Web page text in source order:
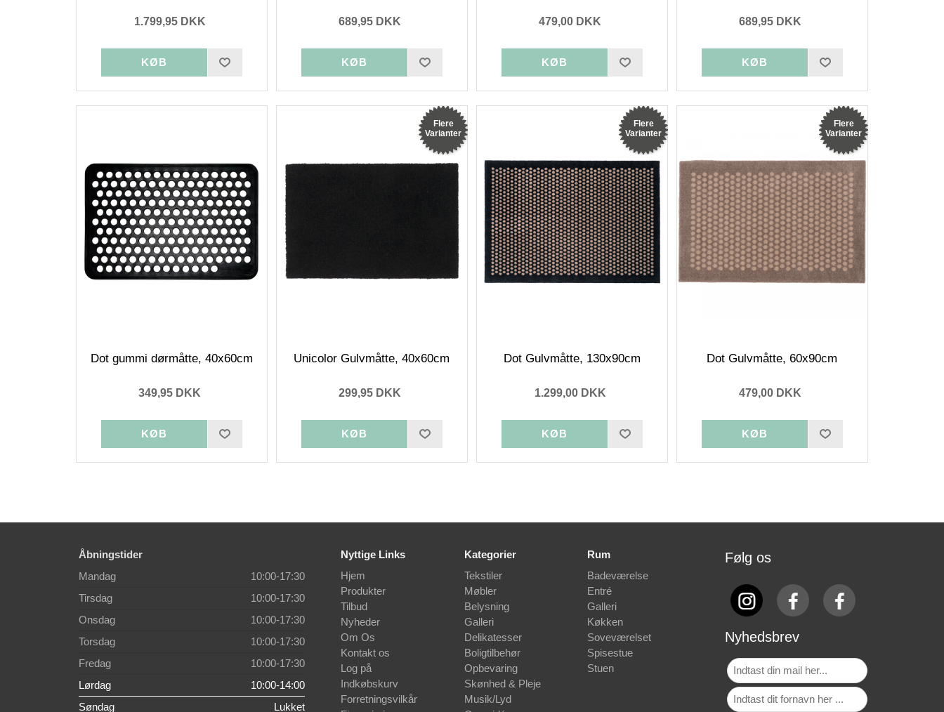
1.799,95 DKK 689,95 DKK 479,00 DKK 689,95 DKK
Dot gummi dørmåtte, 40x60cm
349,95 DKK
Flere
Varianter
Unicolor Gulvmåtte, 40x60cm
299,95 DKK
Flere
Varianter
Dot Gulvmåtte, 130x90cm
1.299,00 DKK
Flere
Varianter
Dot Gulvmåtte, 60x90cm
479,00 DKK
Åbningstider
Mandag
10:00-17:30
Tirsdag
10:00-17:30
Onsdag
10:00-17:30
Torsdag
10:00-17:30
Fredag
10:00-17:30
Lørdag
10:00-14:00
Søndag
Lukket
Nyttige Links
Hjem
Produkter
Tilbud
Nyheder
Om Os
Kontakt os
Log på
Indkøbskurv
Forretningsvilkår
Kategorier
Tekstiler
Møbler
Belysning
Galleri
Delikatesser
Boligtilbehør
Opbevaring
Skønhed & Pleje
Musik/Lyd
Rum
Badeværelse
Entré
Galleri
Køkken
Soveværelset
Spisestue
Stuen
Følg os
Nyhedsbrev